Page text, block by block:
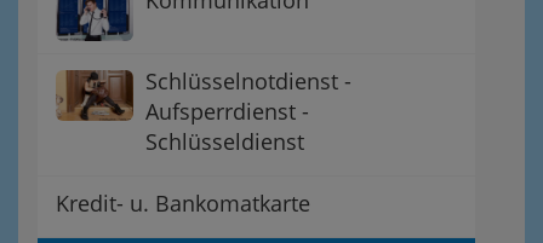
Schlüsselnotdienst -
Aufsperrdienst -
Schlüsseldienst
Kredit- u. Bankomatkarte